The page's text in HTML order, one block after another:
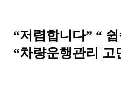
“저렴합니다” “
“차량운행관리 고